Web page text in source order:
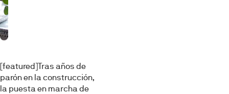
[featured]Tras años de
parón en la construc­ción,
la puesta en marcha de